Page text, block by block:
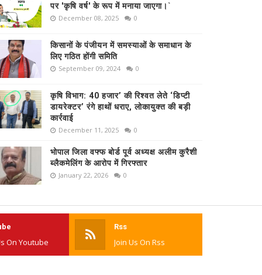
पर 'कृषि वर्ष' के रूप में मनाया जाएगा।`
December 08, 2025 0
किसानों के पंजीयन में समस्याओं के समाधान के
लिए गठित होंगी समिति
September 09, 2024 0
कृषि विभाग: 40 हजार’ की रिश्वत लेते ‘डिप्टी
डायरेक्टर’ रंगे हाथों धराए, लोकायुक्त की बड़ी
कार्रवाई
December 11, 2025 0
भोपाल जिला वफ्फ बोर्ड पूर्व अध्यक्ष अलीम कुरैशी
ब्लैकमेलिंग के आरोप में गिरफ्तार
January 22, 2026 0
On Youtube
Rss
Join Us On Rss